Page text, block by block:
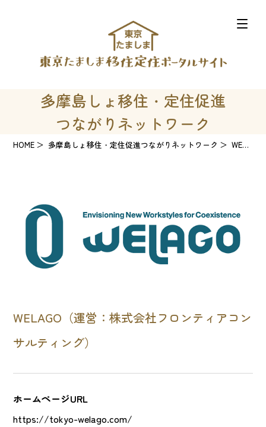
多摩島しょ移住・定住促進
つながりネットワーク
HOME 多摩島しょ移住・定住促進つながりネットワーク WELAGO（運営：株式会社フロンティアコンサルティング）
WELAGO（運営：株式会社フロンティアコン
サルティング）
ホームページURL
https://tokyo-welago.com/